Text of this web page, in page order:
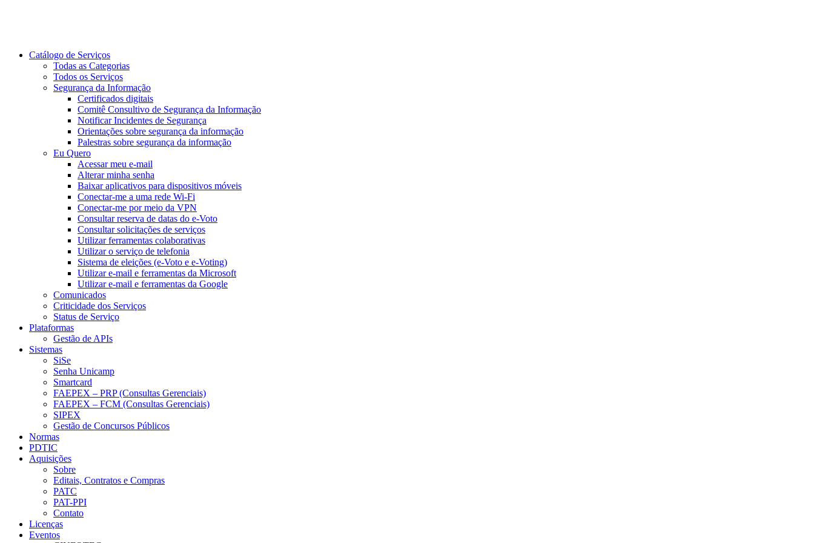
Catálogo de Serviços
Todas as Categorias
Todos os Serviços
Segurança da Informação
Certificados digitais
Comitê Consultivo de Segurança da Informação
Notificar Incidentes de Segurança
Orientações sobre segurança da informação
Palestras sobre segurança da informação
Eu Quero
Acessar meu e-mail
Alterar minha senha
Baixar aplicativos para dispositivos móveis
Conectar-me a uma rede Wi-Fi
Conectar-me por meio da VPN
Consultar reserva de datas do e-Voto
Consultar solicitações de serviços
Utilizar ferramentas colaborativas
Utilizar o serviço de telefonia
Sistema de eleições (e-Voto e e-Voting)
Utilizar e-mail e ferramentas da Microsoft
Utilizar e-mail e ferramentas da Google
Comunicados
Criticidade dos Serviços
Status de Serviço
Plataformas
Gestão de APIs
Sistemas
SiSe
Senha Unicamp
Smartcard
FAEPEX – PRP (Consultas Gerenciais)
FAEPEX – FCM (Consultas Gerenciais)
SIPEX
Gestão de Concursos Públicos
Normas
PDTIC
Aquisições
Sobre
Editais, Contratos e Compras
PATC
PAT-PPI
Contato
Licenças
Eventos